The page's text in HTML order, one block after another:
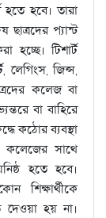
হতে হবে। তারা
প্যান্ট
হচ্ছে। টিশার্ট
লেগিংস, জিন্স,
কলেজ বা
বা বাহিরে
কঠোর ব্যবস্থা
কলেজের সাথে
হতে হবে।
শিক্ষার্থীকে
দেওয়া হয় না।